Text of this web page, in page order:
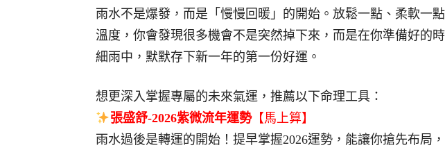
雨水不是爆發，而是「慢慢回暖」的開始。放鬆一點、柔軟一
溫度，你會發現很多機會不是突然掉下來，而是在你準備好的
細雨中，默默存下新一年的第一份好運。
想更深入掌握專屬的未來氣運，推薦以下命理工具：
張盛舒-2026紫微流年運勢【馬上算】
雨水過後是轉運的開始！提早掌握2026運勢，能讓你搶先布局